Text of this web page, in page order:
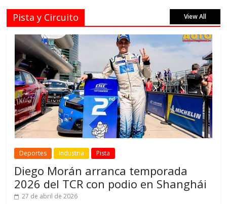
Pista y Circuito View All
Deportes Industria Pista
Diego Morán arranca temporada
2026 del TCR con podio en Shanghái
27 de abril de 2026